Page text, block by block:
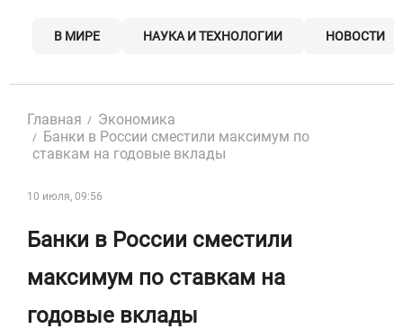
В МИРЕ НАУКА И ТЕХНОЛОГИИ НОВОСТИ
Главная
Экономика
Банки в России сместили максимум по
ставкам на годовые вклады
10 июля, 09:56
Банки в России сместили
максимум по ставкам на
годовые вклады